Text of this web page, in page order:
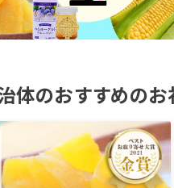
体のおすすめのお